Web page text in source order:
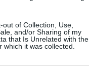
out of Collection, Use,
and/or Sharing of my
that Is Unrelated with the
which it was collected.
az emberi jogok
is megerősített